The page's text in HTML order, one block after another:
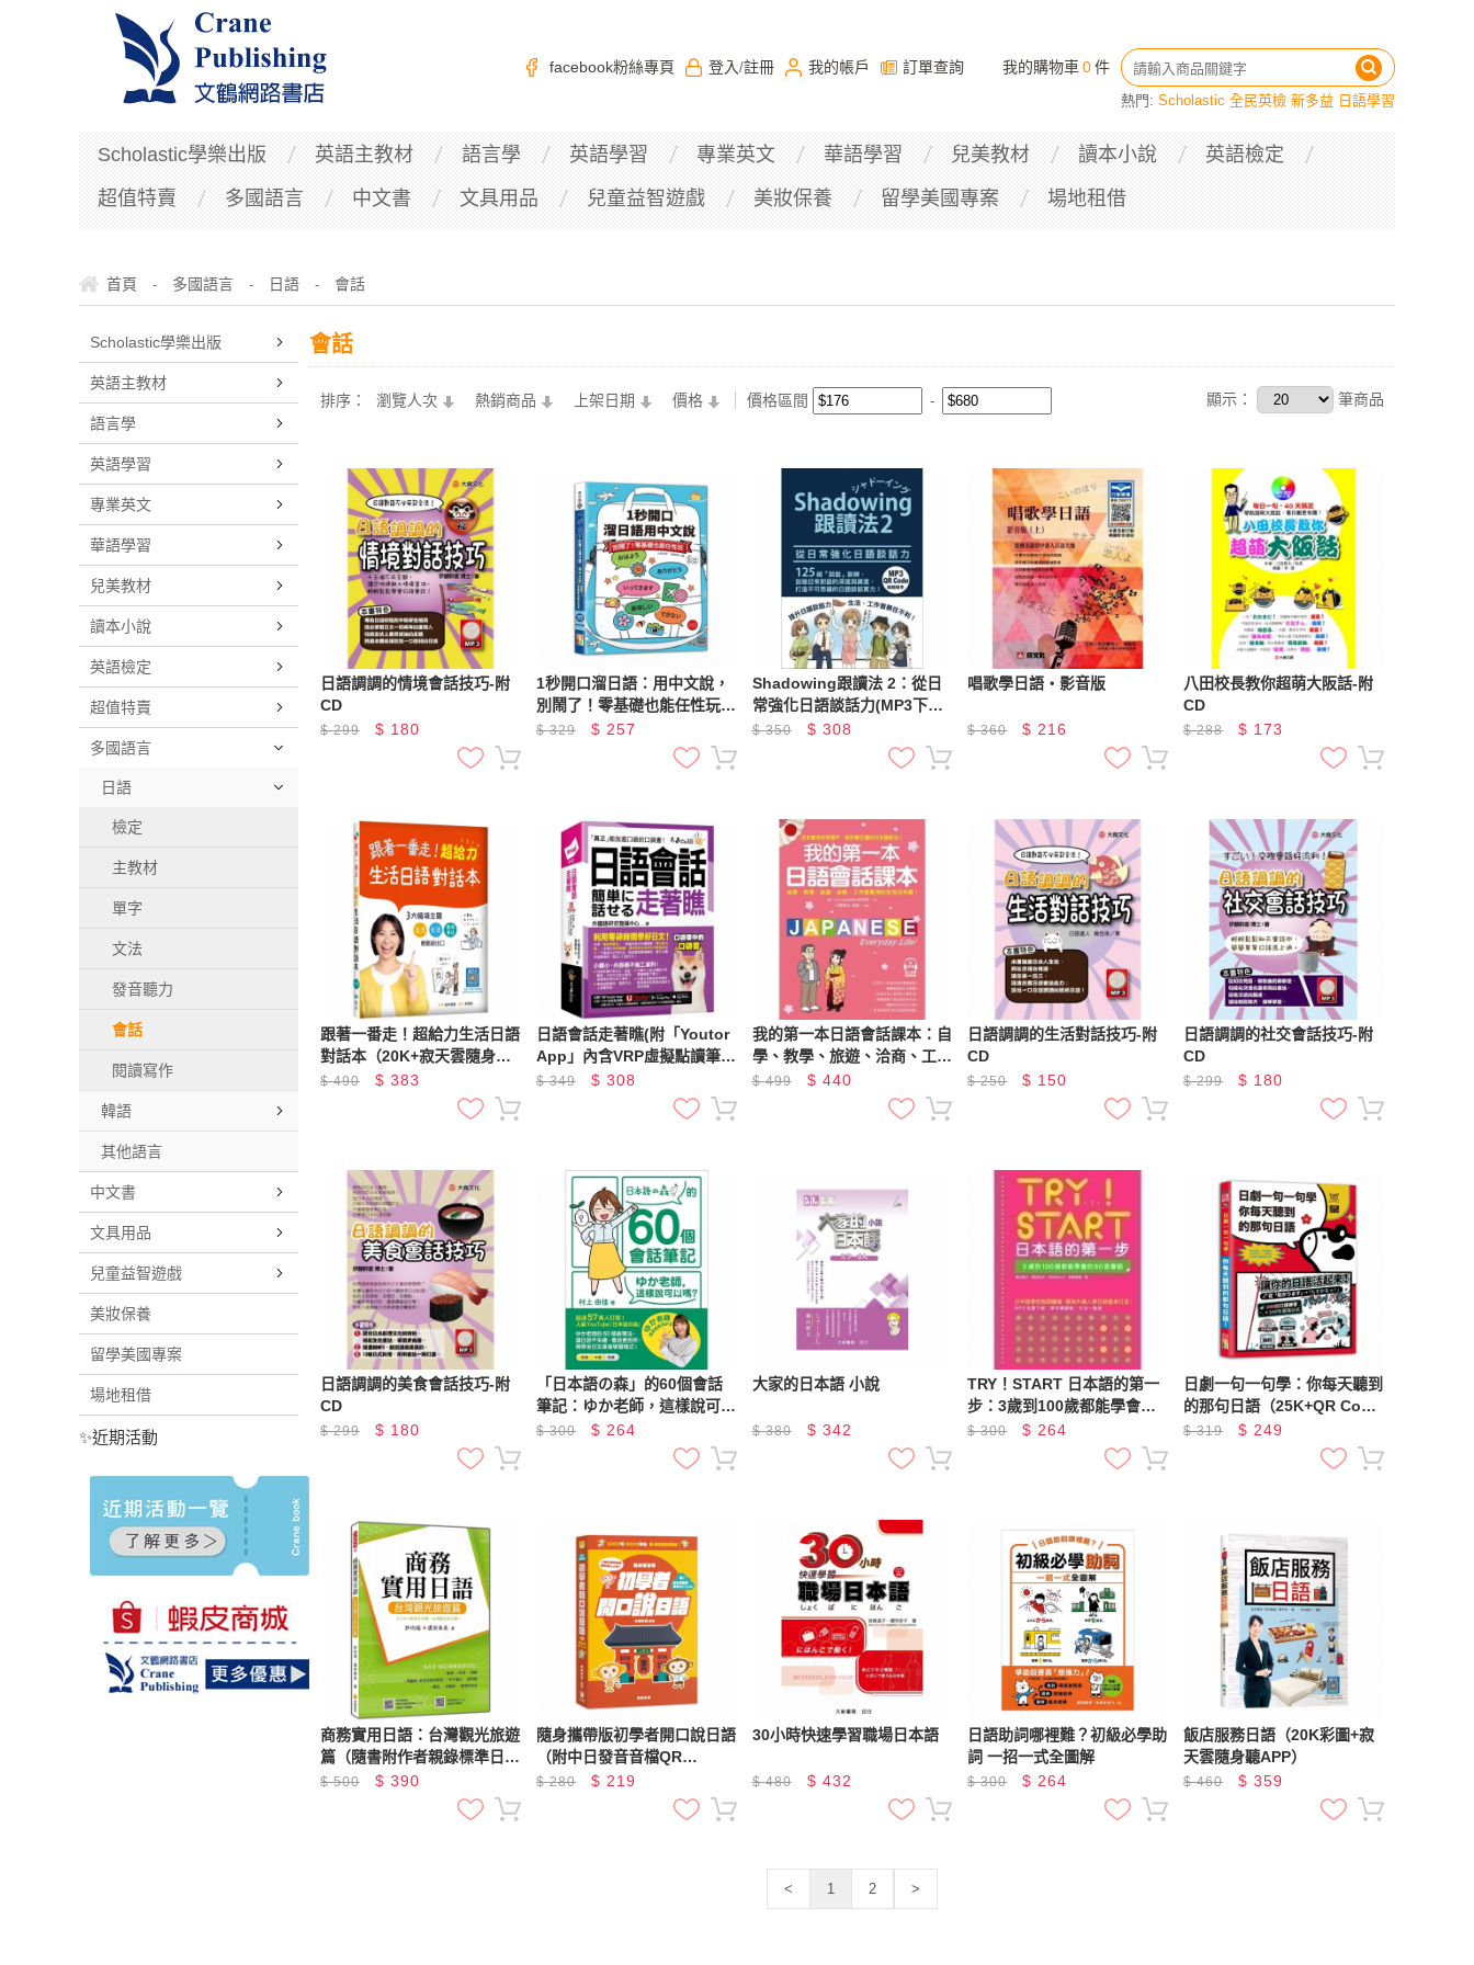
facebook粉絲專頁 登入 /註冊 我的帳戶 訂單查詢 我的購物車 0件
熱門: Scholastic 全民英檢 新多益 日語學習
Scholastic學樂出版 英語主教材 語言學 英語學習 專業英文 華語學習 兒美教材 讀本小說
英語檢定
超值特賣
多國語言 中文書 文具用品 兒童益智遊戲 美妝保養 留學美國專案 場地租借
首頁 - 多國語言 - 日語 - 會話
Scholastic學樂出版
英語主教材
語言學
英語學習
專業英文
華語學習
兒美教材
讀本小說
英語檢定
超值特賣
多國語言
日語
檢定
主教材
單字
文法
發音聽力
會話
閱讀寫作
韓語
其他語言
中文書
文具用品
兒童益智遊戲
美妝保養
留學美國專案
場地租借
✨近期活動
會話
排序： 瀏覽人次 熱銷商品 上架日期 價格 價格區間 顯示： 筆商品
日語調調的情境會話技巧-附
CD
$299 $ 180
1秒開口溜日語：用中文說，
別鬧了！零基礎也能任性玩
（25K+QR Code線上音檔）
$329 $ 257
Shadowing跟讀法 2：從日
常強化日語談話力(MP3下載
+QR Code線上)
$350 $ 308
唱歌學日語‧影音版
$360 $ 216
八田校長教你超萌大阪話-附
CD
$288 $ 173
跟著一番走！超給力生活日語
對話本（20K+寂天雲隨身聽
APP）
$490 $ 383
日語會話走著瞧(附「Youtor
App」內含VRP虛擬點讀筆
+防水書套)
$349 $ 308
我的第一本日語會話課本：自
學、教學、旅遊、洽商、工作
皆實用的在地日本語！(附QR
$499 $ 440
日語調調的生活對話技巧-附
CD
$250 $ 150
日語調調的社交會話技巧-附
CD
$299 $ 180
日語調調的美食會話技巧-附
CD
$299 $ 180
「日本語の森」的60個會話
筆記：ゆか老師，這樣說可以
嗎？（MP3免費下載 + QR
$300 $ 264
大家的日本語 小說
$380 $ 342
TRY！START 日本語的第一
步：3歲到100歲都能學會的
50音會話（附QR Code線上
$300 $264
日劇一句一句學：你每天聽到
的那句日語（25K+QR Code
線上音檔）
$319 $249
商務實用日語：台灣觀光旅遊
篇（隨書附作者親錄標準日語
朗讀音檔QR Code）
$500 $ 390
隨身攜帶版初學者開口說日語
（附中日發音音檔QR
Code）
$280 $ 219
30小時快速學習職場日本語
$480 $ 432
日語助詞哪裡難？初級必學助
詞 一招一式全圖解
$300 $ 264
飯店服務日語（20K彩圖+寂
天雲隨身聽APP）
$460 $359
< 1 2 >